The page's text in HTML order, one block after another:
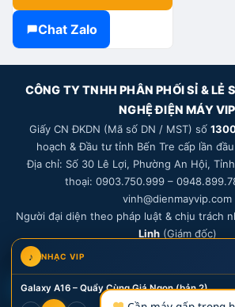
Chat Zalo
V
CÔNG TY TNHH PHÂN PHỐI SỈ & LẺ
NGHỆ ĐIỆN MÁY VIP
Giấy CN ĐKDN (Mã số DN / MST) số
hoạch & Đầu tư tỉnh Bến Tre cấp lần
Địa chỉ: Số 30 Lê Lợi, Phường An Hội,
thoại: 0903.750.999 –
vinh@dienmayvip.com
Người đại diện theo pháp luật & chịu trách
Linh(Giám đốc)
Bảo hành·Đổi trả Thanh
khoản·Khiếu nại·Thông
♪ NHẠC VIP
Galaxy A16 – Quẩy Cùng Giá Ngon (bản 2)